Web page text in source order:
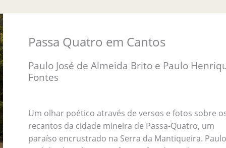
Passa Quatro em Cantos
Paulo José de Almeida Brito e Paulo
Fontes
Um olhar poético através de versos e fotos sobre
recantos da cidade mineira de Passa-Quatro, um
paraíso encrustrado na Serra da Mantiqueira. Paulo